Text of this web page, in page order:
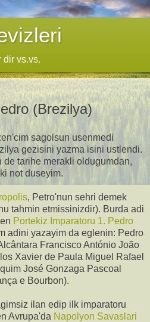
dir vs.vs.
(Brezilya)
sagolsun usenmedi
gezisini yazma isini ustlendi.
de tarihe merakli oldugumdan,
not duseyim.
, Petro'nun sehri demek
tahmin etmissinizdir). Burda adi
Portekiz Imparatoru 1. Pedro
adini yazayim da eglenin: Pedro
Francisco António João
Xavier de Paula Miguel Rafael
José Gonzaga Pascoal
e Bourbon).
ilan edip ilk imparatoru
Avrupa'da Napolyon Savaslari